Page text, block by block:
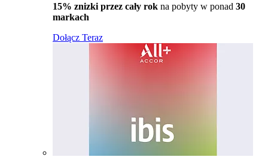
15% znizki przez cały rok na pobyty w ponad 30
markach
Dołącz Teraz